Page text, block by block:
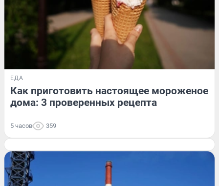
ЕДА
Как приготовить настоящее мороженое
дома: 3 проверенных рецепта
5 часов 359